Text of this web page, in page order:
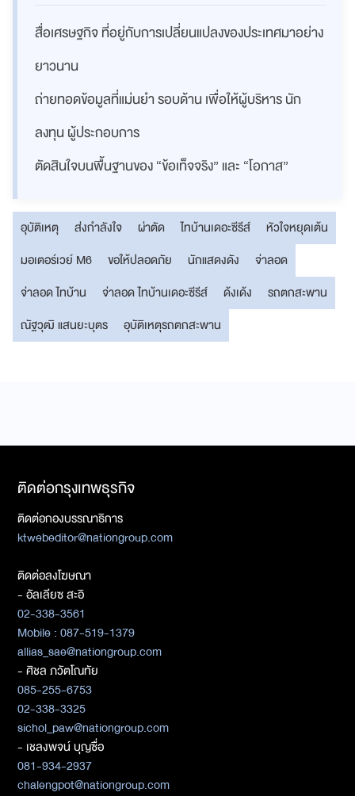
สื่อเศรษฐกิจ ที่อยู่กับการเปลี่ยนแปลงของประเทศมาอย่าง
ยาวนาน
ถ่ายทอดข้อมูลที่แม่นยำ รอบด้าน เพื่อให้ผู้บริหาร นัก
ลงทุน ผู้ประกอบการ
ตัดสินใจบนพื้นฐานของ “ข้อเท็จจริง” และ “โอกาส”
อุบัติเหตุ ส่งกำลังใจ ผ่าตัด ไทบ้านเดอะซีรีส์
หัวใจหยุดเต้น
มอเตอร์เวย์ M6
ขอให้ปลอดภัย นักแสดงดัง
จ่าลอด
จ่าลอด ไทบ้าน
จ่าลอด ไทบ้านเดอะซีรีส์ ด้งเด้ง
รถตกสะพาน
ณัฐวุฒิ แสนยะบุตร
อุบัติเหตุรถตกสะพาน
ติดต่อกรุงเทพธุรกิจ
ติดต่อกองบรรณาธิการ
ktwebeditor@nationgroup.com
ติดต่อลงโฆษณา
- อัลเลียซ สะอิ
02-338-3561
Mobile : 087-519-1379
allias_sae@nationgroup.com
- ศิชล ภวัตโณทัย
085-255-6753
02-338-3325
sichol_paw@nationgroup.com
- เชลงพจน์ บุญซื่อ
081-934-2937
chalengpot@nationgroup.com